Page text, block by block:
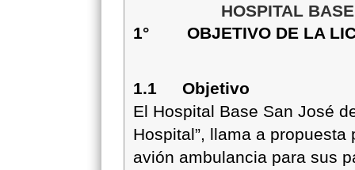
HOSPITAL
1° OBJETIVO DE LA
1.1
Objetivo
El Hospital Base San José
Hospital”, llama a
avión ambulancia para sus